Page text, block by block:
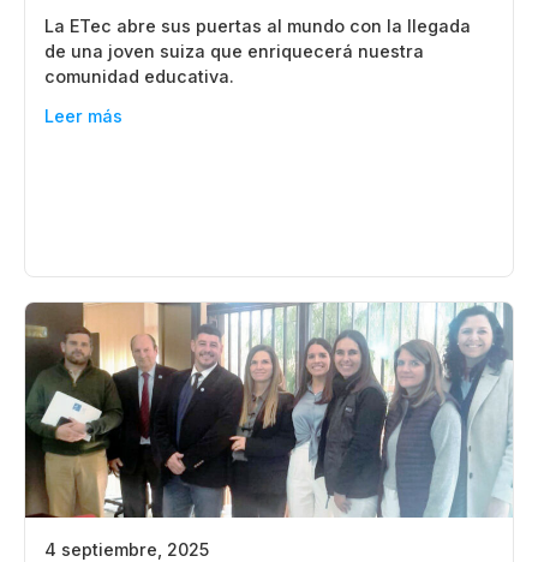
La ETec abre sus puertas al mundo con la llegada
de una joven suiza que enriquecerá nuestra
comunidad educativa.
Leer más
4 septiembre, 2025